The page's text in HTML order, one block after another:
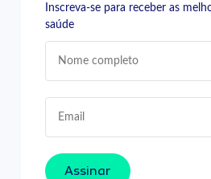
Inscreva-se para receber as
saúde
Assinar